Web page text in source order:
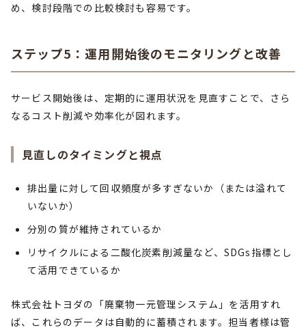
め、検討段階での比較検討も容易です。
ステップ5：運用開始後のモニタリングと改善
サービス開始後は、定期的に運用状況を見直すことで、さら
なるコスト削減や効率化が図れます。
見直しのタイミングと視点
排出量に対して回収頻度が多すぎないか（または溢れて
いないか）
分別の質が維持されているか
リサイクルによる二酸化炭素削減量など、SDGs指標とし
て活用できているか
株式会社トヨダの「廃棄物一元管理システム」を活用すれ
ば、これらのデータは自動的に蓄積されます。担当者様は管